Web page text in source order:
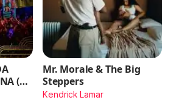
(Ao
Mr. Morale & The Big
Steppers
Kendrick Lamar